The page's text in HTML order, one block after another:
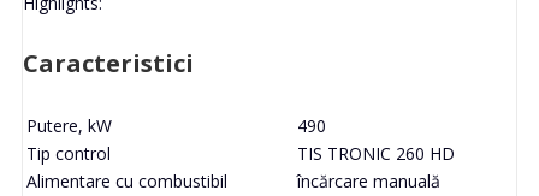
Caracteristici
Putere, kW
490
Tip control
TIS TRONIC 260 HD
Alimentare cu combustibil
încărcare manuală